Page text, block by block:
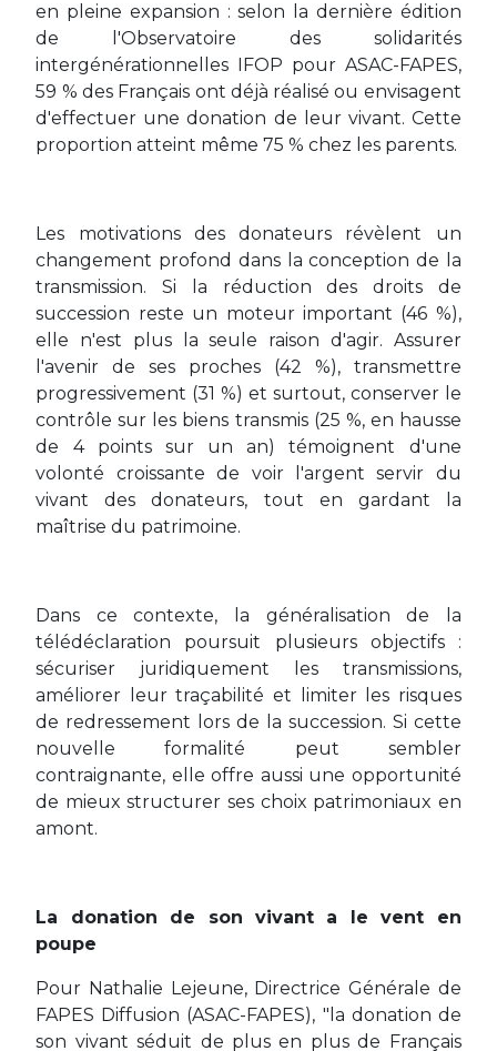
en pleine expansion : selon la dernière édition
de l'Observatoire des solidarités
intergénérationnelles IFOP pour ASAC-FAPES,
59 % des Français ont déjà réalisé ou envisagent
d'effectuer une donation de leur vivant. Cette
proportion atteint même 75 % chez les parents.
Les motivations des donateurs révèlent un
changement profond dans la conception de la
transmission. Si la réduction des droits de
succession reste un moteur important (46 %),
elle n'est plus la seule raison d'agir. Assurer
l'avenir de ses proches (42 %), transmettre
progressivement (31 %) et surtout, conserver le
contrôle sur les biens transmis (25 %, en hausse
de 4 points sur un an) témoignent d'une
volonté croissante de voir l'argent servir du
vivant des donateurs, tout en gardant la
maîtrise du patrimoine.
Dans ce contexte, la généralisation de la
télédéclaration poursuit plusieurs objectifs :
sécuriser juridiquement les transmissions,
améliorer leur traçabilité et limiter les risques
de redressement lors de la succession. Si cette
nouvelle formalité peut sembler
contraignante, elle offre aussi une opportunité
de mieux structurer ses choix patrimoniaux en
amont.
La donation de son vivant a le vent en
poupe
Pour Nathalie Lejeune, Directrice Générale de
FAPES Diffusion (ASAC-FAPES), "la donation de
son vivant séduit de plus en plus de Français